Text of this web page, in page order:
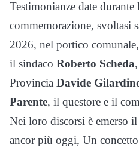
Testimonianze date
commemorazione, svoltasi
2026, nel portico
il sindaco Roberto Scheda
Provincia Davide
Parente, il questore e il
Nei loro discorsi è emerso
ancor più oggi, Un concetto